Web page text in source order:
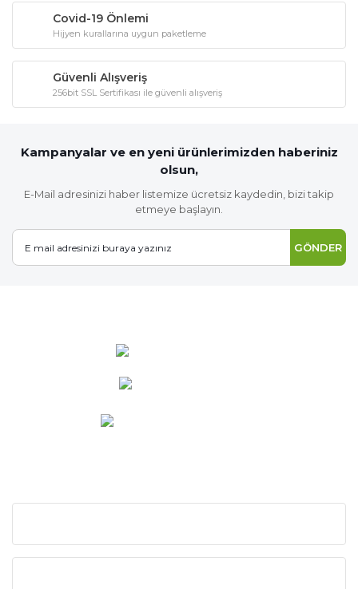
Covid-19 Önlemi
Hijyen kurallarına uygun paketleme
Güvenli Alışveriş
256bit SSL Sertifikası ile güvenli alışveriş
Kampanyalar ve en yeni ürünlerimizden haberiniz
olsun,
E-Mail adresinizi haber listemize ücretsiz kaydedin, bizi takip
etmeye başlayın.
GÖNDER